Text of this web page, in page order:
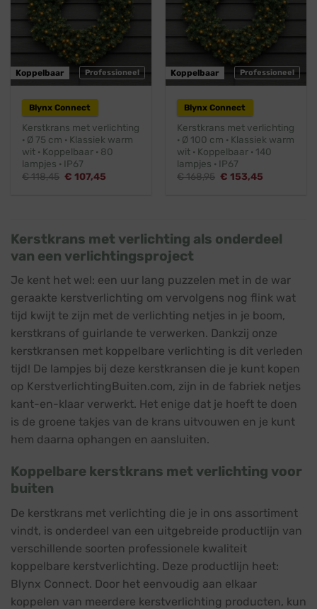
Professioneel
Koppelbaar
Blynx Connect
Kerstkrans met verlichting
· Ø 75 cm · Klassiek warm
wit · Koppelbaar · 80
lampjes · IP67
€118,45 Oorspronkelijke
€ 107,45
Professioneel
Koppelbaar
Blynx Connect
Kerstkrans met verlichting
· Ø 100 cm · Klassiek warm
wit · Koppelbaar · 140
lampjes · IP67
€168,95 Oorspronkelijke
€ 153,45
Kerstkrans met verlichting als onderdeel
van een verlichtingsproject
Je kent het wel: een uur lang puzzelen met in de war
geraakte kerstverlichting om vervolgens nog flink wat
tijd kwijt te zijn met de verlichting netjes in je boom,
kerstkrans of guirlande te verwerken. Dankzij onze
kerstkransen met koppelbare verlichting is dit verleden
tijd! De lampjes bij deze kerstkransen die je kunt kopen
op KerstverlichtingBuiten.com, zijn in de fabriek netjes
kant-en-klaar verwerkt. Het enige dat je hoeft te doen
is de groene takjes van de krans uitvouwen en je kunt
hem daarna ophangen en aansluiten.
Koppelbare kerstkrans met verlichting voor
buiten
De kerstkrans met verlichting die je in ons assortiment
vindt, is onderdeel van een uitgebreide productlijn van
verschillende soorten professionele kwaliteit
koppelbare kerstverlichting. Deze productlijn heet:
Blynx Connect. Door het eenvoudig aan elkaar
koppelen van meerdere kerstverlichting producten, kun